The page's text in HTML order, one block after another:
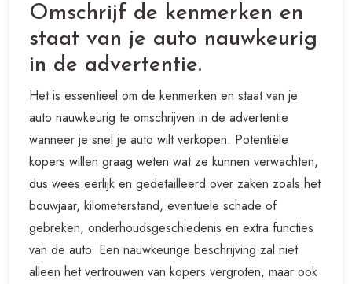
Omschrijf de kenmerken en
staat van je auto nauwkeurig
in de advertentie.
Het is essentieel om de kenmerken en staat van je
auto nauwkeurig te omschrijven in de advertentie
wanneer je snel je auto wilt verkopen. Potentiële
kopers willen graag weten wat ze kunnen verwachten,
dus wees eerlijk en gedetailleerd over zaken zoals het
bouwjaar, kilometerstand, eventuele schade of
gebreken, onderhoudsgeschiedenis en extra functies
van de auto. Een nauwkeurige beschrijving zal niet
alleen het vertrouwen van kopers vergroten, maar ook